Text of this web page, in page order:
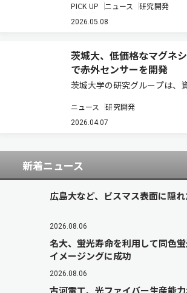
期待されるテラヘルツ帯で動
開発に成功した（ニュースリ
PICK UP ニュース 研究開発
2026.05.08
茨城大、低価格なマグネ
で赤外センサーを開発
茨城大学の研究グループは、
て、波長2.1µmまでの近赤外
外イメージセンサーの開発に
ニュース 研究開発
2026.04.07
新着ニュース
広島大など、ビスマス表面に隠
2026.08.06
名大、蛍光寿命を利用して同色
イメージングに成功
2026.08.06
古河電工、光ファイバー生産能